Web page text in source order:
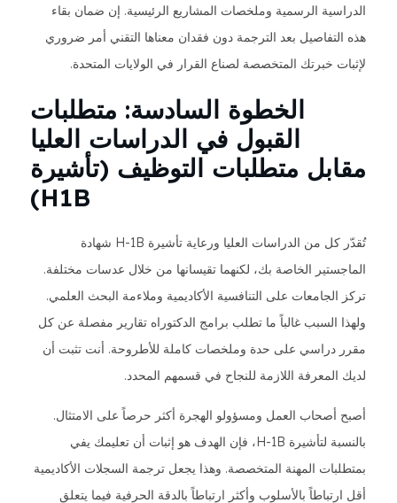
الدراسية الرسمية وملخصات المشاريع الرئيسية. إن ضمان بقاء
هذه التفاصيل بعد الترجمة دون فقدان معناها التقني أمر ضروري
لإثبات خبرتك المتخصصة لصناع القرار في الولايات المتحدة.
الخطوة السادسة: متطلبات
القبول في الدراسات العليا
مقابل متطلبات التوظيف (تأشيرة
H1B)
تُقدّر كل من الدراسات العليا ورعاية تأشيرة H-1B شهادة
الماجستير الخاصة بك، لكنهما تقيسانها من خلال عدسات مختلفة.
تركز الجامعات على التنافسية الأكاديمية وملاءمة البحث العلمي.
ولهذا السبب غالباً ما تطلب برامج الدكتوراه تقارير مفصلة عن كل
مقرر دراسي على حدة وملخصات كاملة للأطروحة. أنت تثبت أن
لديك المعرفة اللازمة للنجاح في قسمهم المحدد.
أصبح أصحاب العمل ومسؤولو الهجرة أكثر حرصاً على الامتثال.
بالنسبة لتأشيرة H-1B، فإن الهدف هو إثبات أن تعليمك يفي
بمتطلبات المهنة المتخصصة. وهذا يجعل ترجمة السجلات الأكاديمية
أقل ارتباطاً بالأسلوب وأكثر ارتباطاً بالدقة الحرفية فيما يتعلق